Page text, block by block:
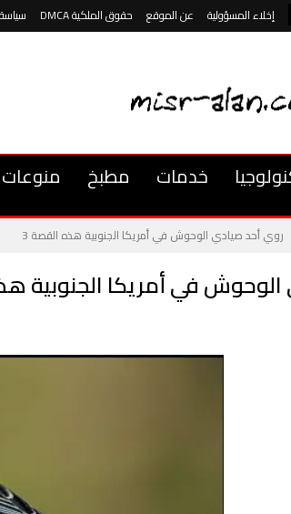
إخلاء المسؤولية عن الموقع حقوق الملكية DMCA
خدمات مطبخ منوعات
روي أحد صيادي الوحوش في أمريكا الجنوبية هذه القصة 3
في أمريكا الجنوبية